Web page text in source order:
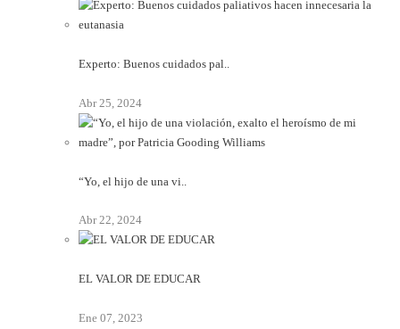
Experto: Buenos cuidados pal..
Abr 25, 2024
“Yo, el hijo de una vi..
Abr 22, 2024
EL VALOR DE EDUCAR
Ene 07, 2023